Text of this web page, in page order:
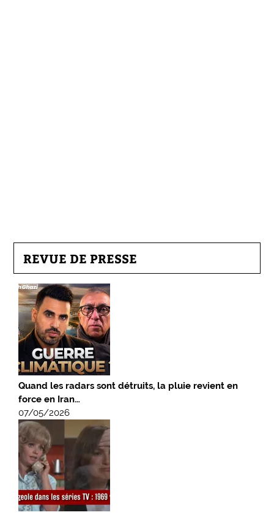
REVUE DE PRESSE
Quand les radars sont détruits, la pluie revient en
force en Iran…
07/05/2026